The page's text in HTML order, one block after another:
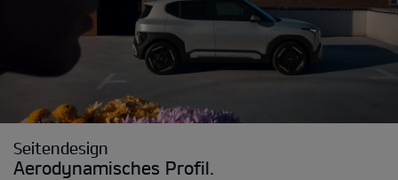
Seitendesign
Aerodynamisches Profil.